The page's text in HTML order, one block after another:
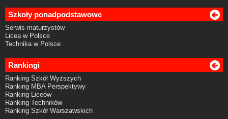
Szkoły ponadpodstawowe
Serwis maturzystów
Licea w Polsce
Technika w Polsce
Rankingi
Ranking Szkół Wyższych
Ranking MBA Perspektywy
Ranking Liceów
Ranking Techników
Ranking Szkół Warszawskich